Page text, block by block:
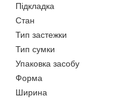
Підкладка
Стан
Тип застежки
Тип сумки
Упаковка засобу
Форма
Ширина